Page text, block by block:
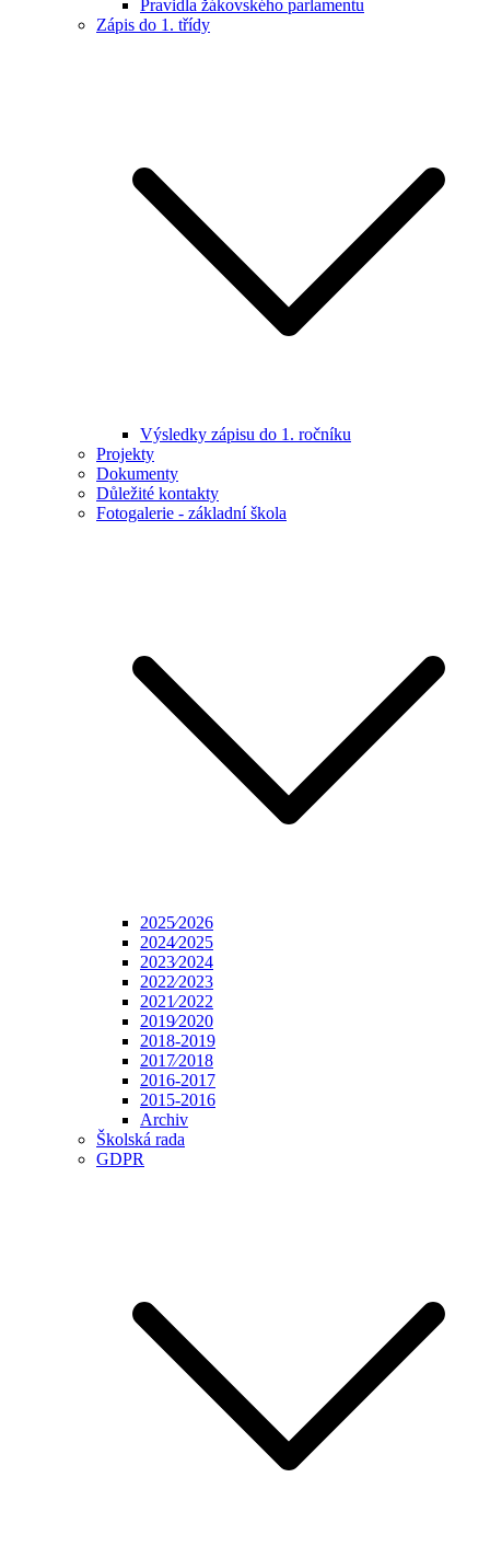
Pravidla žákovského parlamentu
Zápis do 1. třídy
Výsledky zápisu do 1. ročníku
Projekty
Dokumenty
Důležité kontakty
Fotogalerie - základní škola
2025⁄2026
2024⁄2025
2023⁄2024
2022⁄2023
2021⁄2022
2019⁄2020
2018-2019
2017⁄2018
2016-2017
2015-2016
Archiv
Školská rada
GDPR